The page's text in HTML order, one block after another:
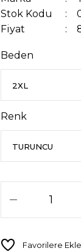
Stok Kodu
Fiyat
Beden
Renk